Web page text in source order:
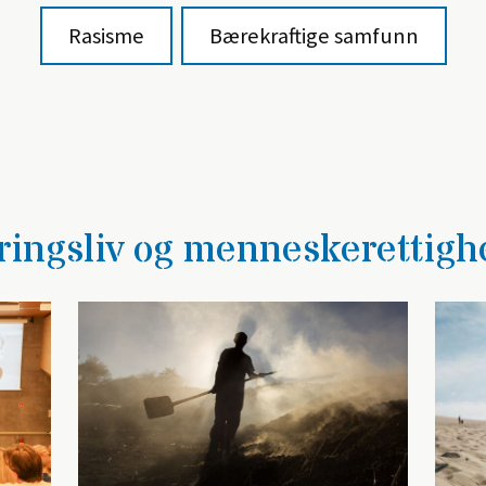
Rasisme Bærekraftige samfunn
og